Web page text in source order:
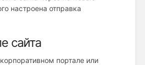
настроена отправка
сайта
портале или